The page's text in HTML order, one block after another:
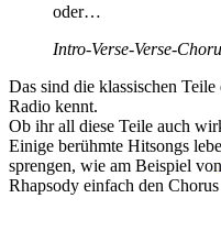
oder…
Intro-Verse-Verse-
Das sind die klassischen
Radio kennt.
Ob ihr all diese Teile auch
Einige berühmte Hitsongs
sprengen, wie am Beispiel von
Rhapsody einfach den